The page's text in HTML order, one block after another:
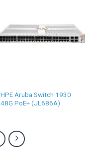
HPE Aruba Switch 1930
48G PoE+ (JL686A)